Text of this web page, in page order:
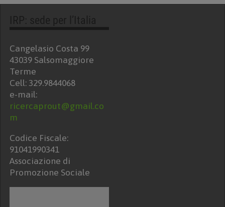
Cangelasio Costa 99
43039 Salsomaggiore
Terme
Cell: 329.9844068
e-mail:
ricercaprout@gmail.co
m
Codice Fiscale:
91041990341
Associazione di
Promozione Sociale